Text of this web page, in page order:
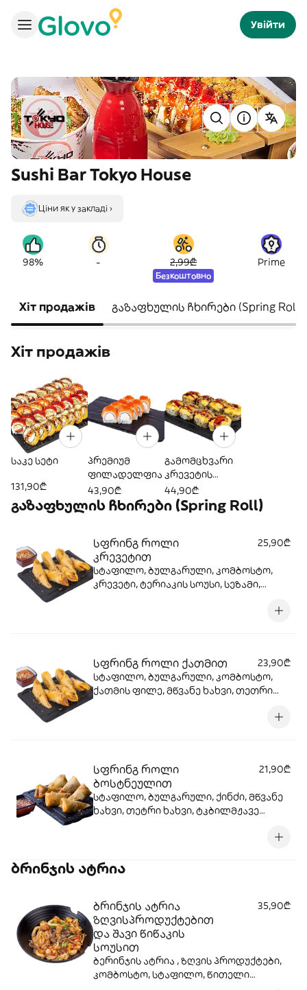
Увійти
Sushi Bar Tokyo House
Ціни як у закладі ›
98% - 2,99₾
Безкоштовно
Prime
Хіт продажів გაზაფხულის ჩხირები (Spring Roll)
Хіт продажів
საკე სეტი
131,90₾
პრემიუმ
ფილადელფია
43,90₾
გამომცხვარი
კრევეტის
როლი ორმაგი
ყველის
სოუსით
44,90₾
გაზაფხულის ჩხირები (Spring Roll)
სფრინგ როლი
კრევეტით
25,90₾
სტაფილო, ბულგარული, კომბოსტო,
კრევეტი, ტერიაკის სოუსი, სეზამი,
სფრინგ როლი ქათმით
23,90₾
სტაფილო, ბულგარული, კომბოსტო,
ქათმის ფილე, მწვანე ხახვი, თეთრი
სფრინგ როლი
ბოსტნეულით
21,90₾
სტაფილო, ბულგარული, ქინძი, მწვანე
ხახვი, თეტრი ხახვი, ტკბილმჟავე
ბრინჯის ატრია
ბრინჯის ატრია
ზღვისპროდუქტებით
და შავი წიწაკის
სოუსით
35,90₾
ბერინჯის ატრია , ზღვის პროდუქტები,
კომბოსტო, სტაფილო, წითელი